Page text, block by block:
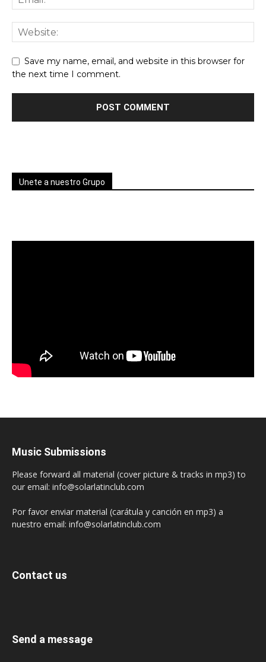
Save my name, email, and website in this browser for
the next time I comment.
Unete a nuestro Grupo
Music Submissions
Please forward all material (cover picture & tracks in mp3) to
our email: info@solarlatinclub.com
Por favor enviar material (carátula y canción en mp3) a
nuestro email: info@solarlatinclub.com
Contact us
Send a message